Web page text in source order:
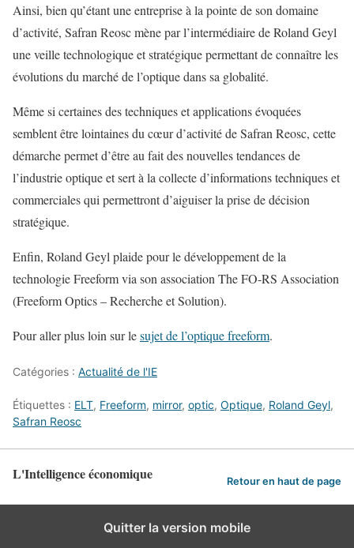
Ainsi, bien qu’étant une entreprise à la pointe de son domaine
d’activité, Safran Reosc mène par l’intermédiaire de Roland Geyl
une veille technologique et stratégique permettant de connaître les
évolutions du marché de l’optique dans sa globalité.
Même si certaines des techniques et applications évoquées
semblent être lointaines du cœur d’activité de Safran Reosc, cette
démarche permet d’être au fait des nouvelles tendances de
l’industrie optique et sert à la collecte d’informations techniques et
commerciales qui permettront d’aiguiser la prise de décision
stratégique.
Enfin, Roland Geyl plaide pour le développement de la
technologie Freeform via son association The FO-RS Association
(Freeform Optics – Recherche et Solution).
Pour aller plus loin sur lesujet de l’optique freeform.
Catégories : Actualité de l'IE
Étiquettes : ELT, Freeform, mirror, optic, Optique, Roland Geyl,
Safran Reosc
L'Intelligence économique Retour en haut de page
Quitter la version mobile